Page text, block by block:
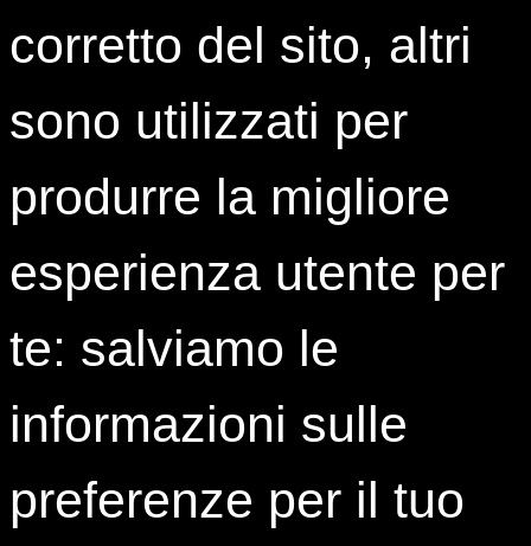
Contatti
corretto del sito, altri
sono utilizzati per
produrre la migliore
esperienza utente per
te: salviamo le
informazioni sulle
preferenze per il tuo